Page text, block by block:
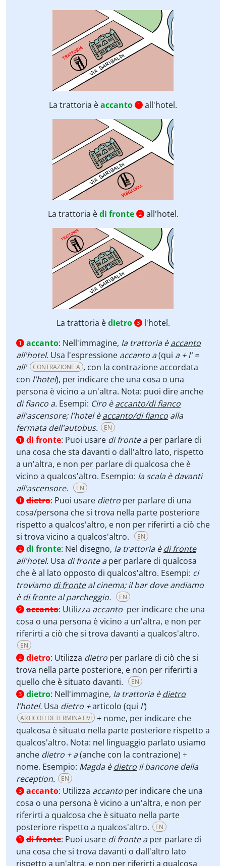
La trattoria èaccanto 1 all'hotel.
La trattoria èdi fronte 2 all'hotel.
La trattoria èdietro 3 l'hotel.
1 accanto: Nell'immagine, la trattoria èaccanto
all'hotel. Usa l'espressione accanto a(qui a + l' =
all' CONTRAZIONE A , con la contrazione accordata
con l'hotel), per indicare che una cosa o una
persona è vicino a un'altra. Nota: puoi dire anche
di fianco a. Esempi: Ciro èaccanto/di fianco
all'ascensore; l'hotel èaccanto/di fianco alla
fermata dell'autobus.
EN
1 di fronte: Puoi usare di fronte aper parlare di
una cosa che sta davanti o dall'altro lato, rispetto
a un'altra, e non per parlare di qualcosa che è
vicino a qualcos'altro. Esempio: la scala è davanti
all'ascensore.
EN
1 dietro: Puoi usare dietro per parlare di una
cosa/persona che si trova nella parte posteriore
rispetto a qualcos'altro, e non per riferirti a ciò che
si trova vicino a qualcos'altro.
EN
2 di fronte: Nel disegno, la trattoria èdi fronte
all'hotel. Usa di fronte aper parlare di qualcosa
che è al lato opposto di qualcos'altro. Esempi: ci
troviamo di fronteal cinema; il bar dove andiamo
èdi fronteal parcheggio. EN
2 accanto: Utilizza accanto per indicare che una
cosa o una persona è vicino a un'altra, e non per
riferirti a ciò che si trova davanti a qualcos'altro.
EN
2 dietro: Utilizza dietro per parlare di ciò che si
trova nella parte posteriore, e non per riferirti a
quello che è situato davanti.
EN
3 dietro: Nell'immagine, la trattoria èdietro
l'hotel. Usa dietro +articolo (qui l')
ARTICOLI DETERMINATIVI
+ nome, per indicare che
qualcosa è situato nella parte posteriore rispetto a
qualcos'altro. Nota: nel linguaggio parlato usiamo
anche dietro + a(anche con la contrazione) +
nome. Esempio: Magda èdietro il bancone della
reception.
EN
3 accanto: Utilizza accanto per indicare che una
cosa o una persona è vicino a un'altra, e non per
riferirti a qualcosa che è situato nella parte
posteriore rispetto a qualcos'altro.
EN
3 di fronte: Puoi usare di fronte aper parlare di
una cosa che si trova davanti o dall'altro lato
rispetto a un'altra, e non per riferirti a qualcosa